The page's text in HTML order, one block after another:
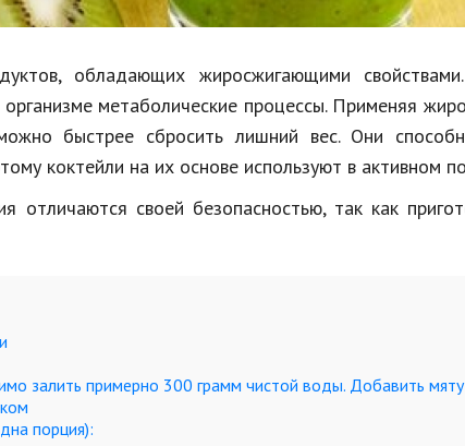
обладающих жиросжигающими
метаболические процессы. Применяя
быстрее сбросить лишний вес. Они
коктейли на их основе используют в активном
отличаются своей безопасностью, так как
залить примерно 300 грамм чистой воды. Добавить мяту
порция):